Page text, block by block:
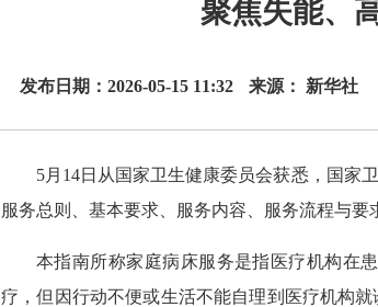
聚焦失能、
发布日期：2026-05-15 11:32 来源： 新华社
5月14日从国家卫生健康委员会获悉，国家
服务总则、基本要求、服务内容、服务流程与要
本指南所称家庭病床服务是指医疗机构在
疗，但因行动不便或生活不能自理到医疗机构